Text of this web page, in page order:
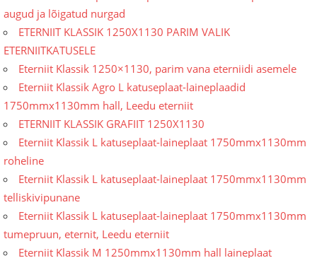
augud ja lõigatud nurgad
ETERNIIT KLASSIK 1250X1130 PARIM VALIK
ETERNIITKATUSELE
Eterniit Klassik 1250×1130, parim vana eterniidi asemele
Eterniit Klassik Agro L katuseplaat-laineplaadid
1750mmx1130mm hall, Leedu eterniit
ETERNIIT KLASSIK GRAFIIT 1250X1130
Eterniit Klassik L katuseplaat-laineplaat 1750mmx1130mm
roheline
Eterniit Klassik L katuseplaat-laineplaat 1750mmx1130mm
telliskivipunane
Eterniit Klassik L katuseplaat-laineplaat 1750mmx1130mm
tumepruun, eternit, Leedu eterniit
Eterniit Klassik M 1250mmx1130mm hall laineplaat